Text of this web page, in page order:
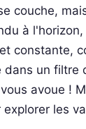
couche,
à
constante,
un filtre
avoue !
les